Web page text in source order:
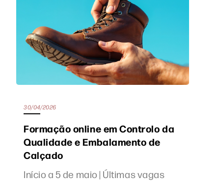
30/04/2026
Formação online em Controlo da
Qualidade e Embalamento de
Calçado
Início a 5 de maio | Últimas vagas